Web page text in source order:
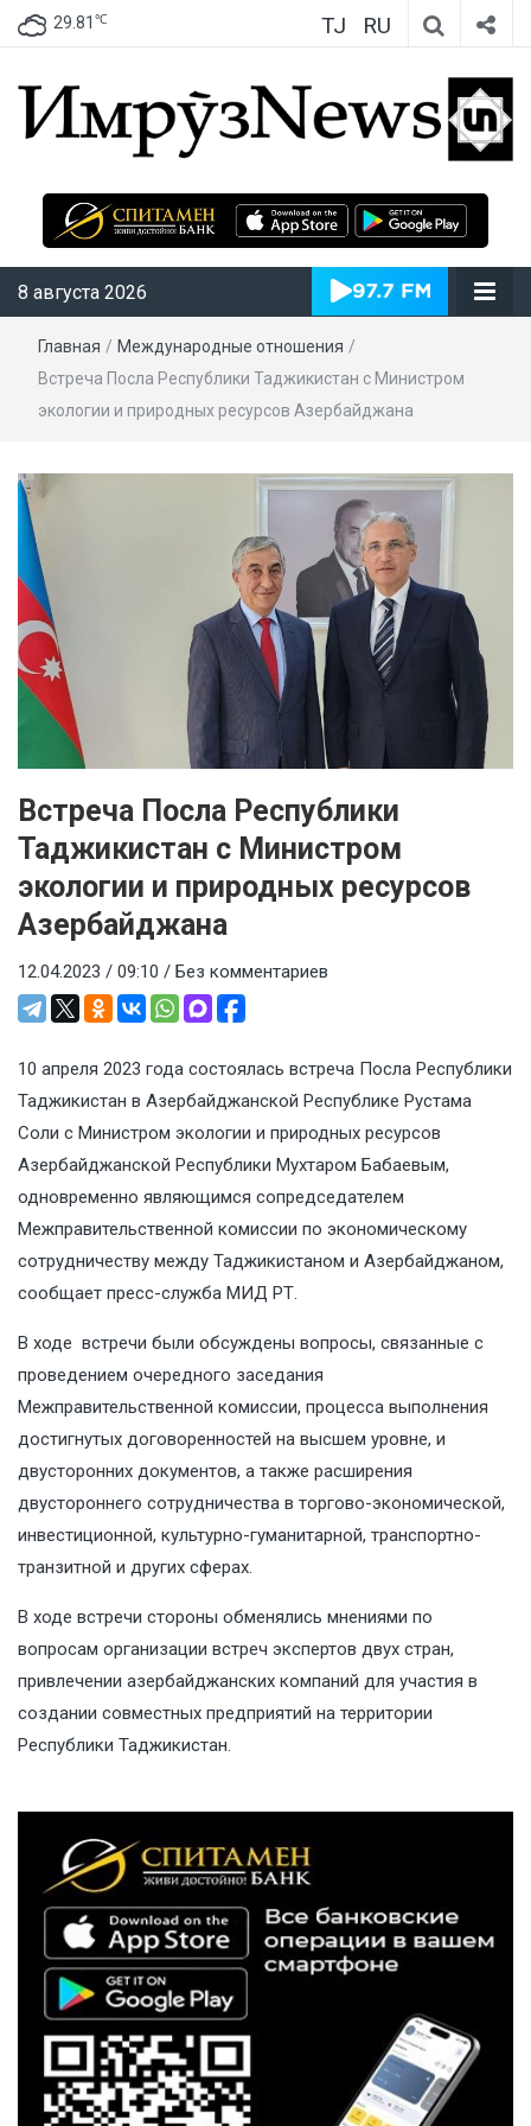
29.81 ℃ TJ RU
ИмрӯзNews
8 августа 2026
Главная / Международные отношения /
Встреча Посла Республики Таджикистан с Министром
экологии и природных ресурсов Азербайджана
Встреча Посла Республики
Таджикистан с Министром
экологии и природных ресурсов
Азербайджана
12.04.2023 / 09:10 / Без комментариев
10 апреля 2023 года состоялась встреча Посла Республики
Таджикистан в Азербайджанской Республике Рустама
Соли с Министром экологии и природных ресурсов
Азербайджанской Республики Мухтаром Бабаевым,
одновременно являющимся сопредседателем
Межправительственной комиссии по экономическому
сотрудничеству между Таджикистаном и Азербайджаном,
сообщает пресс-служба МИД РТ.
В ходе встречи были обсуждены вопросы, связанные с
проведением очередного заседания
Межправительственной комиссии, процесса выполнения
достигнутых договоренностей на высшем уровне, и
двусторонних документов, а также расширения
двустороннего сотрудничества в торгово-экономической,
инвестиционной, культурно-гуманитарной, транспортно-
транзитной и других сферах.
В ходе встречи стороны обменялись мнениями по
вопросам организации встреч экспертов двух стран,
привлечении азербайджанских компаний для участия в
создании совместных предприятий на территории
Республики Таджикистан.